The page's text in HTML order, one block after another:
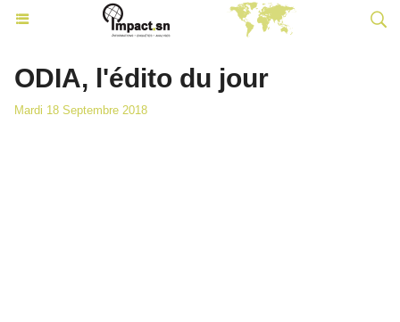
ODIA, l'édito du jour
Mardi 18 Septembre 2018